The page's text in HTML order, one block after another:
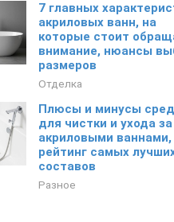
7 главных
акриловых ванн, на
которые стоит
внимание, нюансы
размеров
Отделка
Плюсы и минусы
для чистки и ухода за
акриловыми ваннами,
рейтинг самых
составов
Разное